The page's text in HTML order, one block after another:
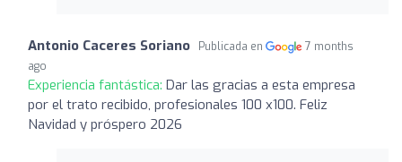
Antonio Caceres Soriano Publicada en
7 months
ago
Experiencia fantástica: Dar las gracias a esta empresa
por el trato recibido, profesionales 100 x100. Feliz
Navidad y próspero 2026